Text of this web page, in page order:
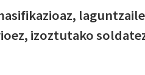
izoztutako